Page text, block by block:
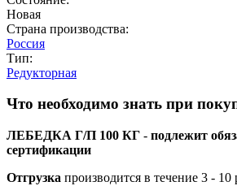
Новая
Страна производства:
Россия
Тип:
Редукторная
Что необходимо знать при
ЛЕБЕДКА Г/П 100 КГ - подлежит
сертификации
Отгрузка производится в течение 3 -